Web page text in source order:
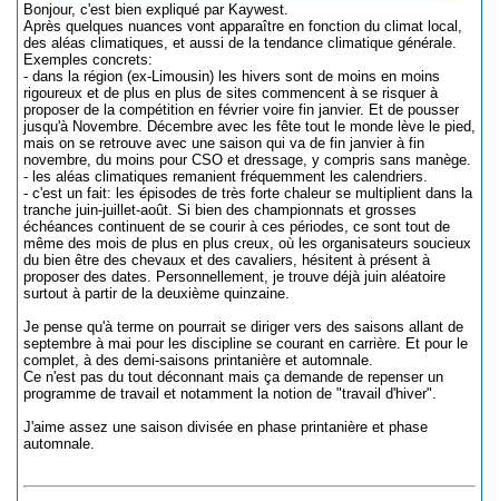
Bonjour, c'est bien expliqué par Kaywest.
Après quelques nuances vont apparaître en fonction du climat local,
des aléas climatiques, et aussi de la tendance climatique générale.
Exemples concrets:
- dans la région (ex-Limousin) les hivers sont de moins en moins
rigoureux et de plus en plus de sites commencent à se risquer à
proposer de la compétition en février voire fin janvier. Et de pousser
jusqu'à Novembre. Décembre avec les fête tout le monde lève le pied,
mais on se retrouve avec une saison qui va de fin janvier à fin
novembre, du moins pour CSO et dressage, y compris sans manège.
- les aléas climatiques remanient fréquemment les calendriers.
- c'est un fait: les épisodes de très forte chaleur se multiplient dans la
tranche juin-juillet-août. Si bien des championnats et grosses
échéances continuent de se courir à ces périodes, ce sont tout de
même des mois de plus en plus creux, où les organisateurs soucieux
du bien être des chevaux et des cavaliers, hésitent à présent à
proposer des dates. Personnellement, je trouve déjà juin aléatoire
surtout à partir de la deuxième quinzaine.
Je pense qu'à terme on pourrait se diriger vers des saisons allant de
septembre à mai pour les discipline se courant en carrière. Et pour le
complet, à des demi-saisons printanière et automnale.
Ce n'est pas du tout déconnant mais ça demande de repenser un
programme de travail et notamment la notion de "travail d'hiver".
J'aime assez une saison divisée en phase printanière et phase
automnale.